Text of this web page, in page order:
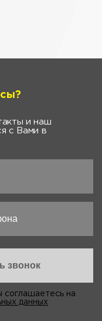
и наш
с Вами в
соглашаетесь на
данных